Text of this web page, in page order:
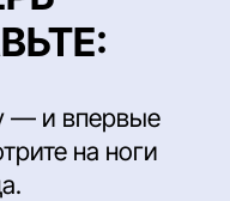
— и впервые
на ноги